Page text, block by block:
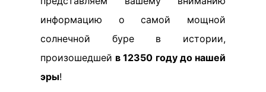
информацию о самой мощной
солнечной буре в истории,
произошедшей в 12350 году до нашей
эры!